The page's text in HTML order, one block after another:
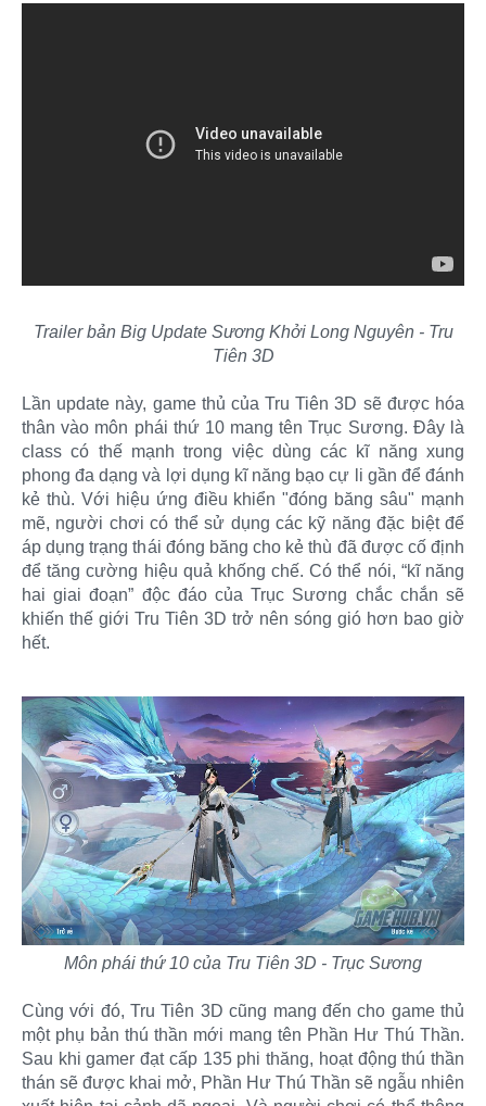
Trailer bản Big Update Sương Khởi Long Nguyên - Tru
Tiên 3D
Lần update này, game thủ của Tru Tiên 3D sẽ được hóa
thân vào môn phái thứ 10 mang tên Trục Sương. Đây là
class có thế mạnh trong việc dùng các kĩ năng xung
phong đa dạng và lợi dụng kĩ năng bạo cự li gần để đánh
kẻ thù. Với hiệu ứng điều khiển "đóng băng sâu" mạnh
mẽ, người chơi có thể sử dụng các kỹ năng đặc biệt để
áp dụng trạng thái đóng băng cho kẻ thù đã được cố định
để tăng cường hiệu quả khống chế. Có thể nói, “kĩ năng
hai giai đoạn” độc đáo của Trục Sương chắc chắn sẽ
khiến thế giới Tru Tiên 3D trở nên sóng gió hơn bao giờ
hết.
Môn phái thứ 10 của Tru Tiên 3D - Trục Sương
Cùng với đó, Tru Tiên 3D cũng mang đến cho game thủ
một phụ bản thú thần mới mang tên Phần Hư Thú Thần.
Sau khi gamer đạt cấp 135 phi thăng, hoạt động thú thần
thán sẽ được khai mở, Phần Hư Thú Thần sẽ ngẫu nhiên